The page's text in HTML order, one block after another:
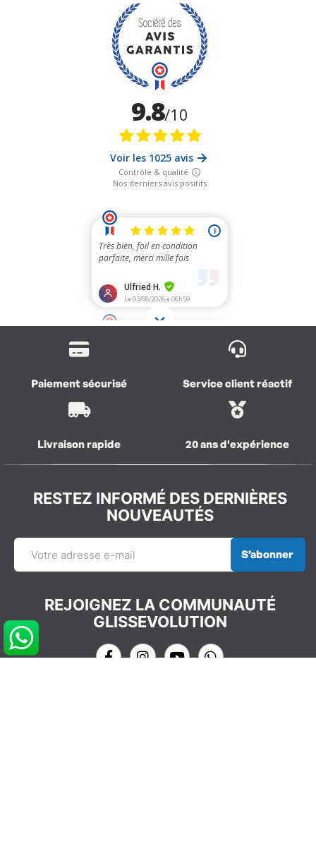
Paiement sécurisé Service client réactif
Livraison rapide 20 ans d'expérience
RESTEZ INFORMÉ DES DERNIÈRES
NOUVEAUTÉS
S’abonner
REJOIGNEZ LA COMMUNAUTÉ
GLISSEVOLUTION